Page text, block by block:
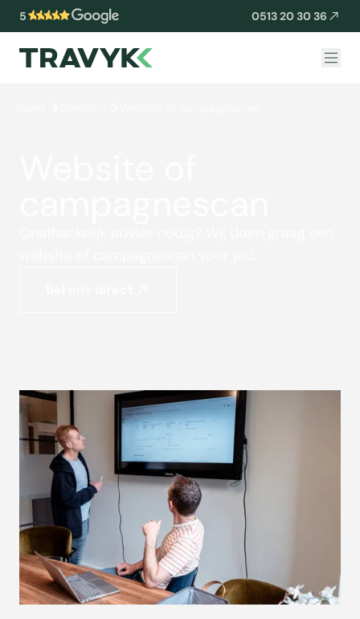
5 0513 20 30 36